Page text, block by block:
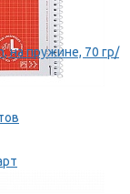
на пружине, 70 гр/